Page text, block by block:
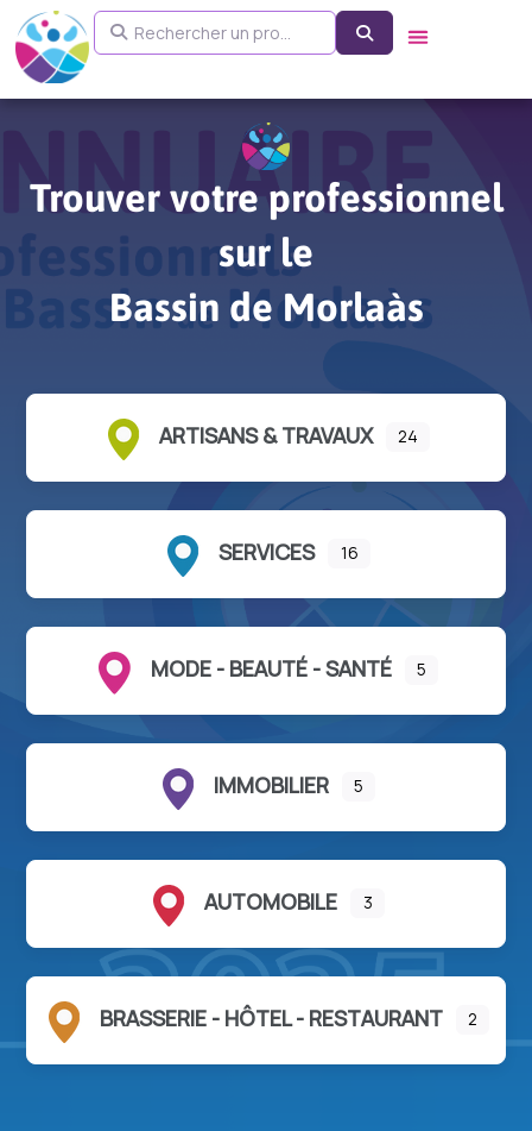
Aller
au
contenu
Rechercher un pro... Search
Trouver votre professionnel
sur le
Bassin de Morlaàs
ARTISANS & TRAVAUX 24
SERVICES 16
MODE - BEAUTÉ - SANTÉ 5
IMMOBILIER 5
AUTOMOBILE 3
BRASSERIE - HÔTEL - RESTAURANT 2